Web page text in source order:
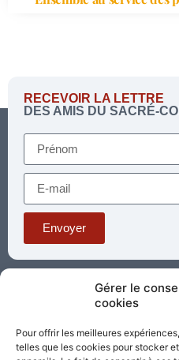
Gérer le
cookies
Pour offrir les meilleures
telles que les cookies pour stocker
RECEVOIR LA LETTRE
DES AMIS DU SACRÉ-
Envoyer
Téléphone : 03 85 81 56
Paray TV
Agenda